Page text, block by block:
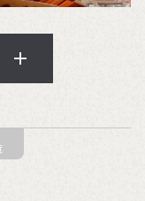
の人員のみが配置
休で、交代で作業